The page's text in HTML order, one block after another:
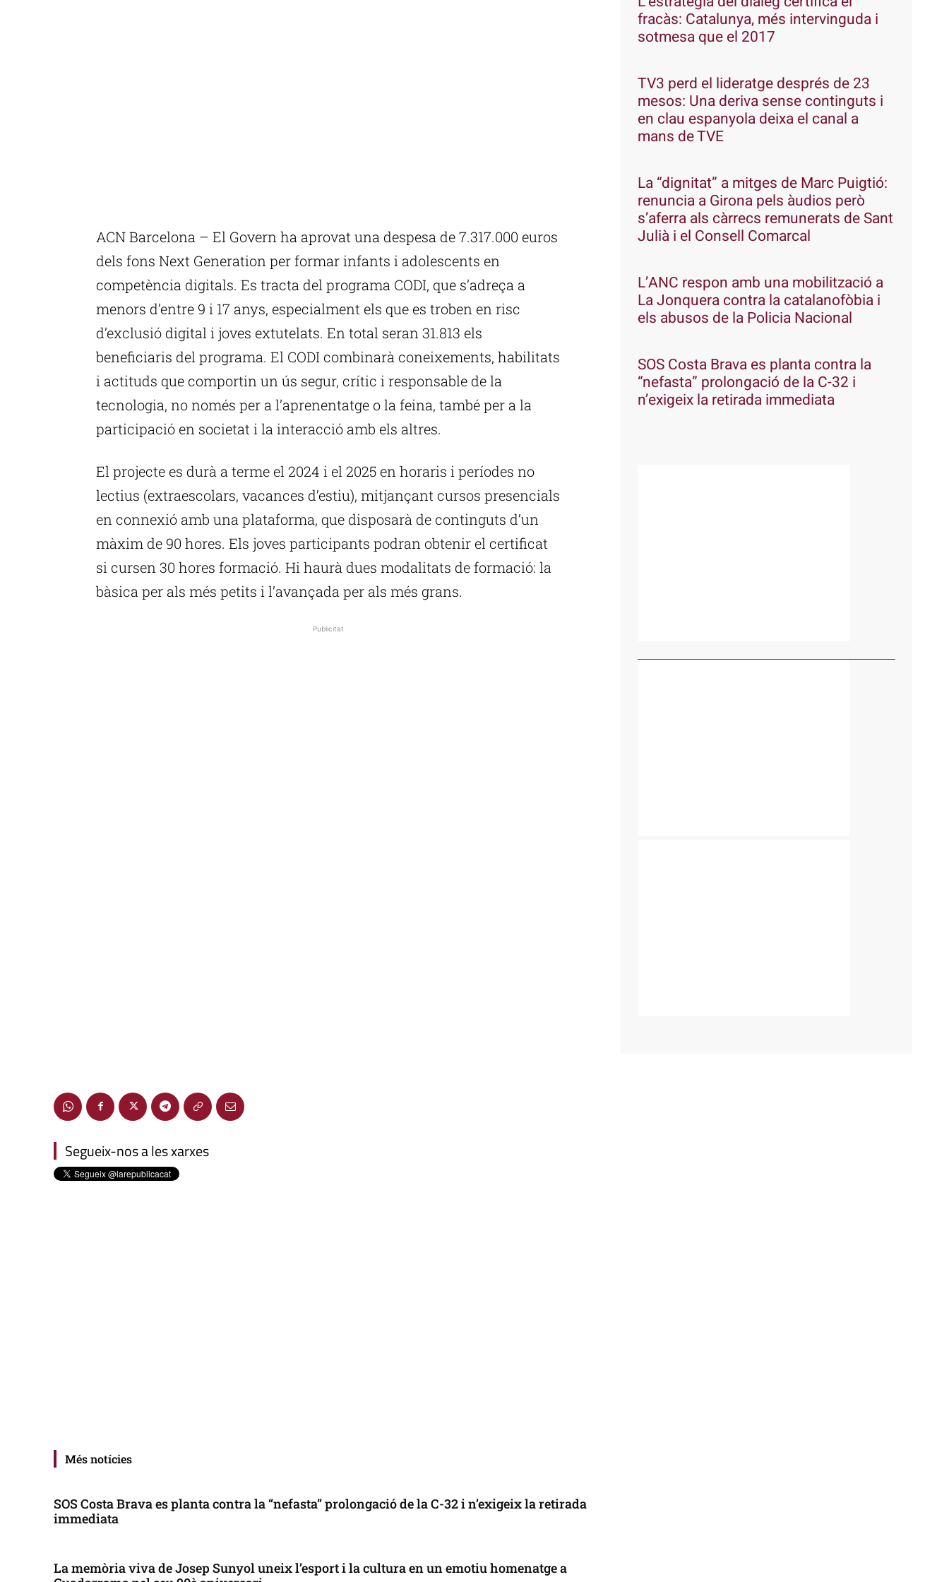
ACN Barcelona – El Govern ha aprovat una despesa de 7.317.000 euros
dels fons Next Generation per formar infants i adolescents en
competència digitals. Es tracta del programa CODI, que s’adreça a
menors d’entre 9 i 17 anys, especialment els que es troben en risc
d’exclusió digital i joves extutelats. En total seran 31.813 els
beneficiaris del programa. El CODI combinarà coneixements, habilitats
i actituds que comportin un ús segur, crític i responsable de la
tecnologia, no només per a l’aprenentatge o la feina, també per a la
participació en societat i la interacció amb els altres.
El projecte es durà a terme el 2024 i el 2025 en horaris i períodes no
lectius (extraescolars, vacances d’estiu), mitjançant cursos presencials
en connexió amb una plataforma, que disposarà de continguts d’un
màxim de 90 hores. Els joves participants podran obtenir el certificat
si cursen 30 hores formació. Hi haurà dues modalitats de formació: la
bàsica per als més petits i l’avançada per als més grans.
Publicitat
Segueix-nos a les xarxes
Més notícies
SOS Costa Brava es planta contra la “nefasta” prolongació de la C-32 i n’exigeix la retirada
immediata
La memòria viva de Josep Sunyol uneix l’esport i la cultura en un emotiu homenatge a
fracàs: Catalunya, més intervinguda i
sotmesa que el 2017
TV3 perd el lideratge després de 23
mesos: Una deriva sense continguts i
en clau espanyola deixa el canal a
mans de TVE
La “dignitat” a mitges de Marc Puigtió:
renuncia a Girona pels àudios però
s’aferra als càrrecs remunerats de Sant
Julià i el Consell Comarcal
L’ANC respon amb una mobilització a
La Jonquera contra la catalanofòbia i
els abusos de la Policia Nacional
SOS Costa Brava es planta contra la
“nefasta” prolongació de la C-32 i
n’exigeix la retirada immediata